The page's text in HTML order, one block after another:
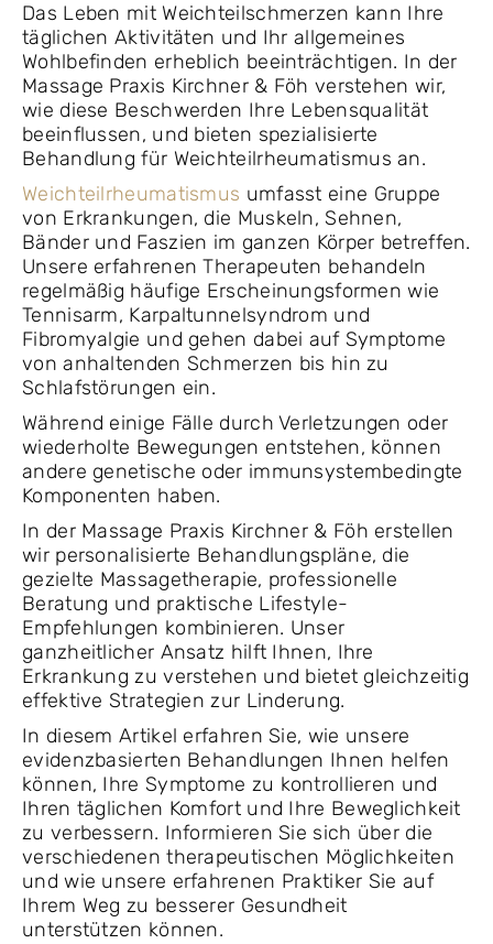
Das Leben mit Weichteilschmerzen kann Ihre
täglichen Aktivitäten und Ihr allgemeines
Wohlbefinden erheblich beeinträchtigen. In der
Massage Praxis Kirchner & Föh verstehen wir,
wie diese Beschwerden Ihre Lebensqualität
beeinflussen, und bieten spezialisierte
Behandlung für Weichteilrheumatismus an.
Weichteilrheumatismus umfasst eine Gruppe
von Erkrankungen, die Muskeln, Sehnen,
Bänder und Faszien im ganzen Körper betreffen.
Unsere erfahrenen Therapeuten behandeln
regelmäßig häufige Erscheinungsformen wie
Tennisarm, Karpaltunnelsyndrom und
Fibromyalgie und gehen dabei auf Symptome
von anhaltenden Schmerzen bis hin zu
Schlafstörungen ein.
Während einige Fälle durch Verletzungen oder
wiederholte Bewegungen entstehen, können
andere genetische oder immunsystembedingte
Komponenten haben.
In der Massage Praxis Kirchner & Föh erstellen
wir personalisierte Behandlungspläne, die
gezielte Massagetherapie, professionelle
Beratung und praktische Lifestyle-
Empfehlungen kombinieren. Unser
ganzheitlicher Ansatz hilft Ihnen, Ihre
Erkrankung zu verstehen und bietet gleichzeitig
effektive Strategien zur Linderung.
In diesem Artikel erfahren Sie, wie unsere
evidenzbasierten Behandlungen Ihnen helfen
können, Ihre Symptome zu kontrollieren und
Ihren täglichen Komfort und Ihre Beweglichkeit
zu verbessern. Informieren Sie sich über die
verschiedenen therapeutischen Möglichkeiten
und wie unsere erfahrenen Praktiker Sie auf
Ihrem Weg zu besserer Gesundheit
unterstützen können.